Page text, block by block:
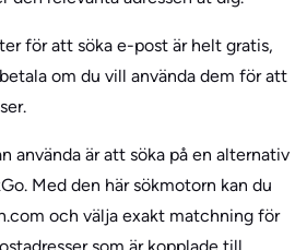
för att söka e-post är helt gratis,
om du vill använda dem för att
använda är att söka på en alternativ
Med den här sökmotorn kan du
och välja exakt matchning för